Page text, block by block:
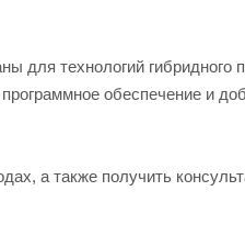
для технологий
обеспечение и
а также получить